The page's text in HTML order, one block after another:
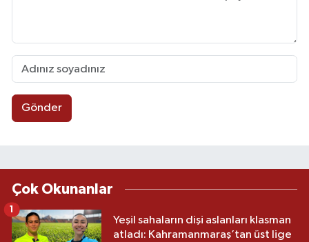
Gönder
Çok Okunanlar
Yeşil sahaların dişi aslanları klasman
atladı: Kahramanmaraş’tan üst lige
1